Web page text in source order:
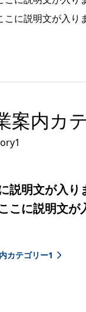
に説明文が入り
案内カ
説明文が入り
こに説明文が
カテゴリー1